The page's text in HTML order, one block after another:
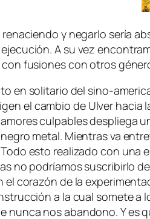
re­na­cien­do y ne­gar­lo se­ría
A su vez
fu­sio­nes con otros
en so­li­ta­rio del sino-
el cam­bio de Ulver
cul­pa­bles des­plie­ga
me­tal. Mientras va
es­to rea­li­za­do con una
no po­dría­mos sus­cri­bir­lo
el co­ra­zón de la
a la cual so­me­te a
nun­ca nos aban­dono. Y es